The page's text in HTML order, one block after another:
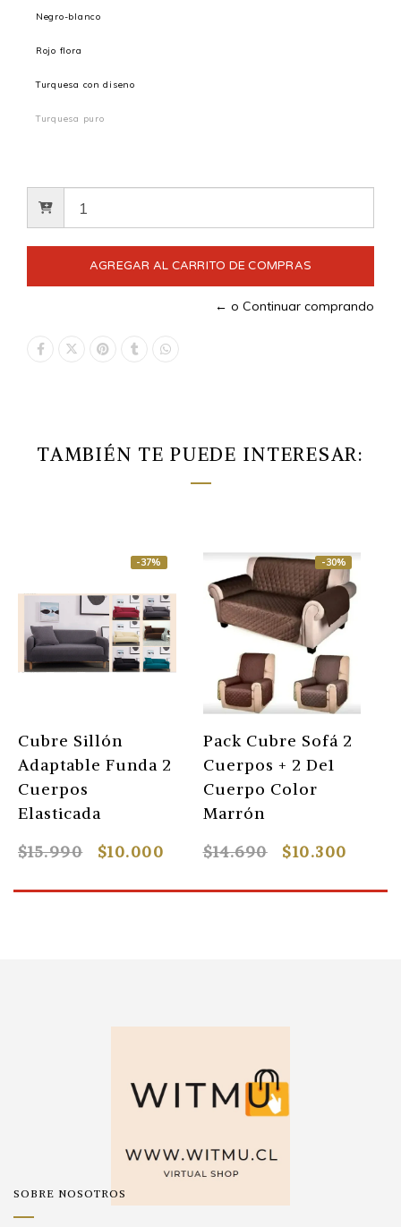
Negro-blanco
Rojo flora
Turquesa con diseno
Turquesa puro
← o Continuar comprando
TAMBIÉN TE PUEDE INTERESAR:
-37%
Cubre Sillón
Adaptable Funda 2
Cuerpos
Elasticada
$15.990
$10.000
-30%
Pack Cubre Sofá 2
Cuerpos + 2 De1
Cuerpo Color
Marrón
$14.690
$10.300
SOBRE NOSOTROS